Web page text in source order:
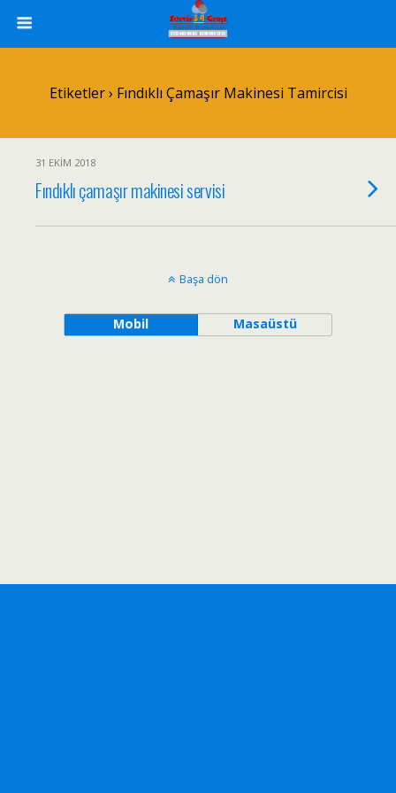
Etiketler › Fındıklı Çamaşır Makinesi Tamircisi
31 EKIM 2018
Fındıklı çamaşır makinesi servisi
Başa dön
Mobil Masaüstü